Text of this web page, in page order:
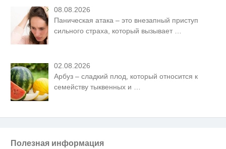
08.08.2026
Паническая атака – это внезапный приступ
сильного страха, который вызывает
02.08.2026
Арбуз – сладкий плод, который относится к
семейству тыквенных и …
Полезная информация